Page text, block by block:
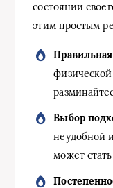
состоянии
этим простым
физической
Выбор
неудобной
может